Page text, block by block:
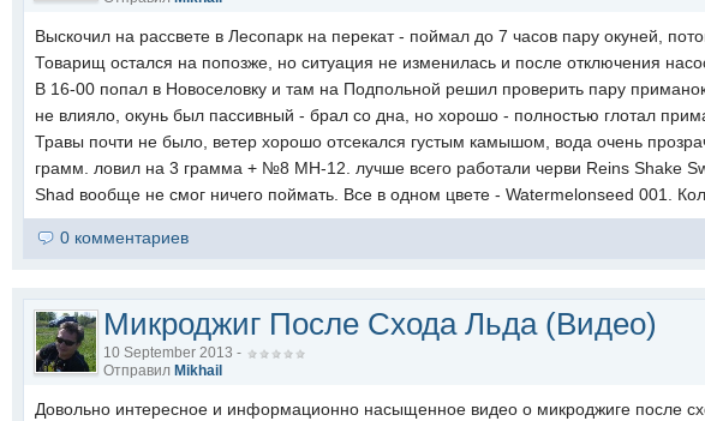
Выскочил на рассвете в Лесопарк на перекат - поймал до 7 часов пару окуней,
Товарищ остался на попозже, но ситуация не изменилась и после отключения
В 16-00 попал в Новоселовку и там на Подпольной решил проверить пару
не влияло, окунь был пассивный - брал со дна, но хорошо - полностью глотал
Травы почти не было, ветер хорошо отсекался густым камышом, вода очень
грамм. ловил на 3 грамма + №8 МН-12. лучше всего работали черви Reins Shake
Shad вообще не смог ничего поймать. Все в одном цвете - Watermelonseed 001.
0 комментариев
Микроджиг После Схода Льда (Видео)
10 September 2013 -
Отправил Mikhail
Довольно интересное и информационно насыщенное видео о микроджиге после